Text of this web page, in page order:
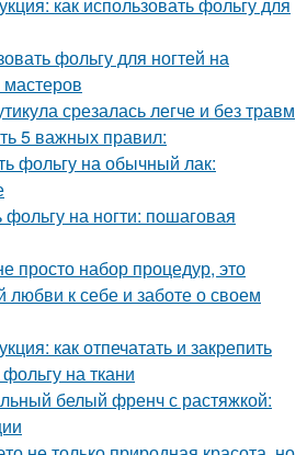
как использовать фольгу для
фольгу для ногтей на
срезалась легче и без травм
5 важных правил:
фольгу на обычный лак:
на ногти: пошаговая
просто набор процедур, это
к себе и заботе о своем
как отпечатать и закрепить
на ткани
белый френч с растяжкой: